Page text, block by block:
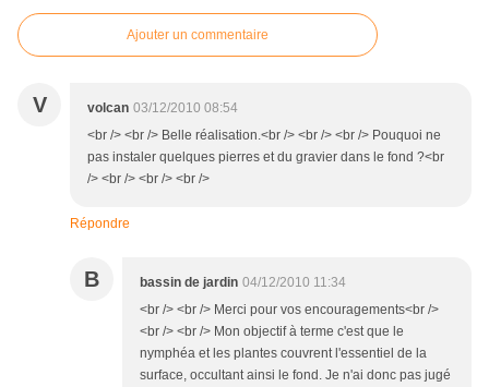
Ajouter un commentaire
V volcan 03/12/2010 08:54
<br /> <br /> Belle réalisation.<br /> <br /> <br /> Pouquoi ne
pas instaler quelques pierres et du gravier dans le fond ?<br
/> <br /> <br /> <br />
Répondre
B bassin de jardin 04/12/2010 11:34
<br /> <br /> Merci pour vos encouragements<br />
<br /> <br /> Mon objectif à terme c'est que le
nymphéa et les plantes couvrent l'essentiel de la
surface, occultant ainsi le fond. Je n'ai donc pas jugé